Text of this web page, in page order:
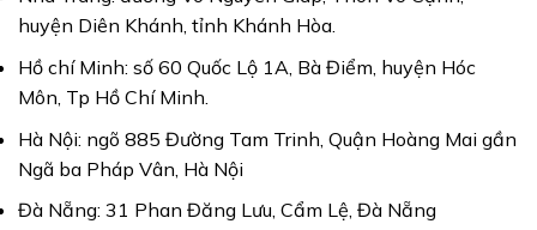
huyện Diên Khánh, tỉnh Khánh Hòa.
Hồ chí Minh: số 60 Quốc Lộ 1A, Bà Điểm, huyện Hóc
Môn, Tp Hồ Chí Minh.
Hà Nội: ngõ 885 Đường Tam Trinh, Quận Hoàng Mai gần
Ngã ba Pháp Vân, Hà Nội
Đà Nẵng: 31 Phan Đăng Lưu, Cẩm Lệ, Đà Nẵng